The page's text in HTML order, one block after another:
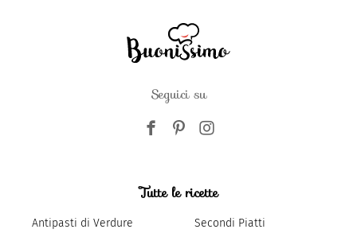
Seguici su
Tutte le ricette
Antipasti di Verdure
Secondi Piatti